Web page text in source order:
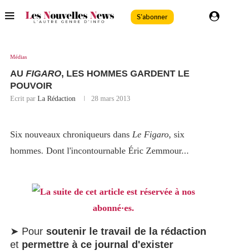
S'abonner
Médias
AU FIGARO, LES HOMMES GARDENT LE
POUVOIR
Ecrit par La Rédaction 28 mars 2013
Six nouveaux chroniqueurs dans Le Figaro, six
hommes. Dont l'incontournable Éric Zemmour...
La suite de cet article est réservée à nos
abonné·es.
➤ Pour soutenir le travail de la rédaction
et permettre à ce journal d'exister